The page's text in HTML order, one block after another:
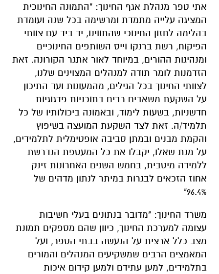
אתי טפר מנהלת אגף החינוך: "התמונה החינוכית
המציגה עלייה מתמדת ומרשימה בכל שנה ועומדת
בהלימה לחזון החינוכי שהתווינו, יד ביד עם צוותי
הפיקוח, רשת ברנקו וייס השותפים החינוכיים
ומנהיגות ההורים, במיוחד לאור אתגר הקורונה. זאת
הזדמנות לומר תודה למנהלים המצוינים שלנו,
לצוותי החינוך בכל הגילים, מהמעונות ועד התיכון
על השקעת משאבים רבים בתוכניות פדגוגיות
חדשניות, בשעות לימוד, ובאמונה ביכולותיו של כל
תלמיד/ה. זאת לצד השקעת המועצה בשיפוץ
והקמת מבנים ובמתן סביבה אופטימלית לתלמידים,
על מנת שאלו, יקבלו את כל המעטפת הנדרשת
ללמידה מיטבית, בחמש השנים האחרונות זינק
אחוז הזכאים לבגרות במיתר לנתון מדהים של
96.4%"
משרד החינוך: "מדובר בנתונים בעלי חשיבות
עצומה למערכת החינוך, כיוון שהם מספקים תמונת
מצב כלל ארצית על הנעשה בבתי הספר, ועל
המאמצים הרבים שמשקיעים המנהלים והמורים
בתלמידים, למען עתידם ולמען קידום איכות